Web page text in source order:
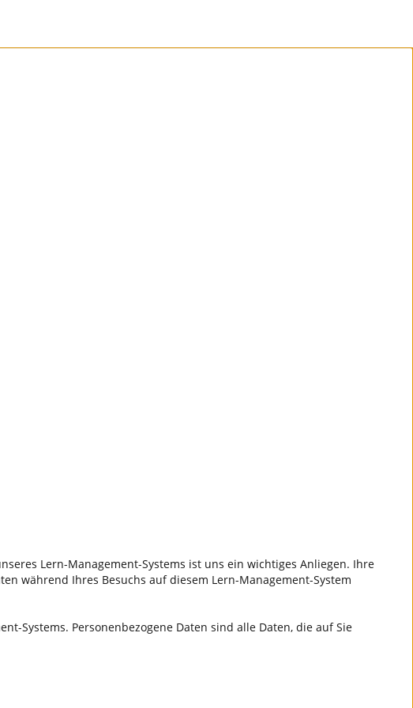
Lern-Management-Systems ist uns ein wichtiges Anliegen. Ihre
während Ihres Besuchs auf diesem Lern-Management-System
Systems. Personenbezogene Daten sind alle Daten, die auf Sie